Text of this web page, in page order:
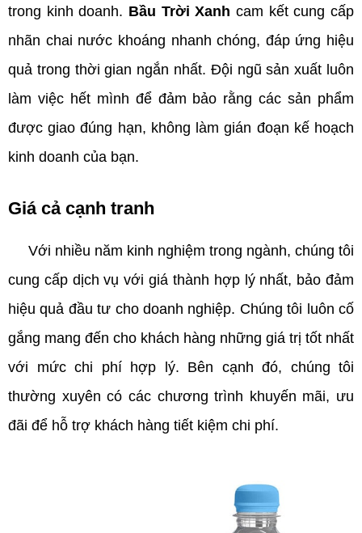
trong kinh doanh. Bầu Trời Xanh cam kết cung cấp
nhãn chai nước khoáng nhanh chóng, đáp ứng hiệu
quả trong thời gian ngắn nhất. Đội ngũ sản xuất luôn
làm việc hết mình để đảm bảo rằng các sản phẩm
được giao đúng hạn, không làm gián đoạn kế hoạch
kinh doanh của bạn.
Giá cả cạnh tranh
Với nhiều năm kinh nghiệm trong ngành, chúng tôi
cung cấp dịch vụ với giá thành hợp lý nhất, bảo đảm
hiệu quả đầu tư cho doanh nghiệp. Chúng tôi luôn cố
gắng mang đến cho khách hàng những giá trị tốt nhất
với mức chi phí hợp lý. Bên cạnh đó, chúng tôi
thường xuyên có các chương trình khuyến mãi, ưu
đãi để hỗ trợ khách hàng tiết kiệm chi phí.